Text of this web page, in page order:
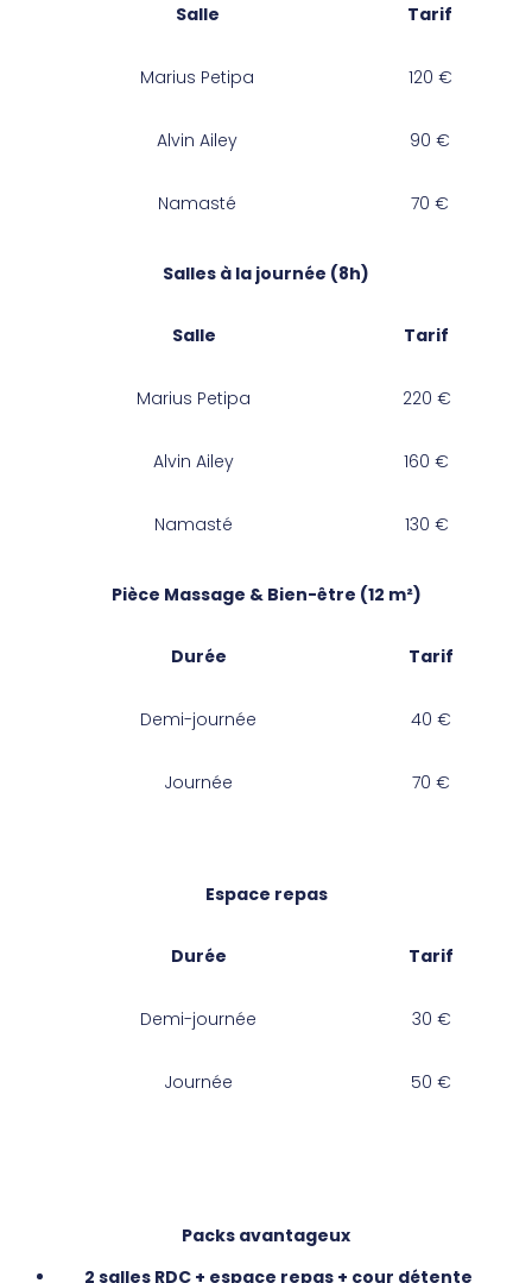
Salle Tarif
Marius Petipa 120 €
Alvin Ailey 90 €
Namasté 70 €
Salles à la journée (8h)
Salle Tarif
Marius Petipa 220 €
Alvin Ailey 160 €
Namasté 130 €
Pièce Massage & Bien-être (12 m²)
Durée Tarif
Demi-journée 40 €
Journée 70 €
Espace repas
Durée Tarif
Demi-journée 30 €
Journée 50 €
Packs avantageux
2 salles RDC + espace repas + cour détente